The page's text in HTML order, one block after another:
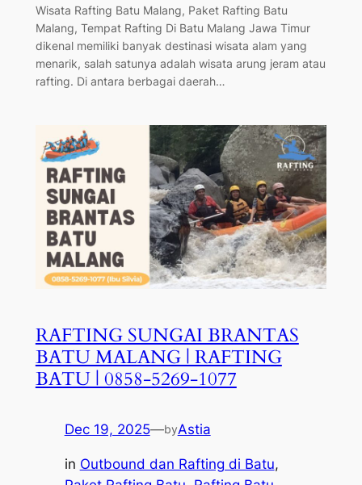
Wisata Rafting Batu Malang, Paket Rafting Batu
Malang, Tempat Rafting Di Batu Malang Jawa Timur
dikenal memiliki banyak destinasi wisata alam yang
menarik, salah satunya adalah wisata arung jeram atau
rafting. Di antara berbagai daerah…
RAFTING SUNGAI BRANTAS
BATU MALANG | RAFTING
BATU | 0858-5269-1077
Dec 19, 2025—byAstia
in Outbound dan Rafting di Batu